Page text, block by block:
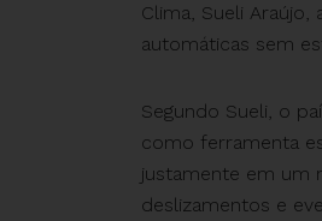
Clima, Sueli
automáticas sem
Segundo Sueli, o
como ferramenta
justamente em um
deslizamentos e